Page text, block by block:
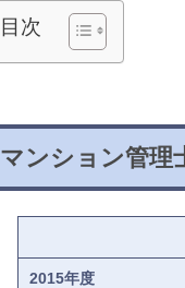
目次
マンション管理
2015年度